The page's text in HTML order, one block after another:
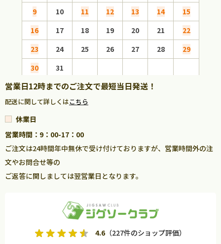
9
10 11 12 13 14
15
16
17 18 19 20 21
22
23
24 25 26 27 28
29
30
31
営業日12時までのご注文で最短当日発送！
配送に関して詳しくはこちら
休業日
営業時間：9：00-17：00
ご注文は24時間年中無休で受け付けておりますが、営業時間外の注
文やお問合せ等の
ご返答に関しましては翌営業日となります。
4.6 （227件のショップ評価）